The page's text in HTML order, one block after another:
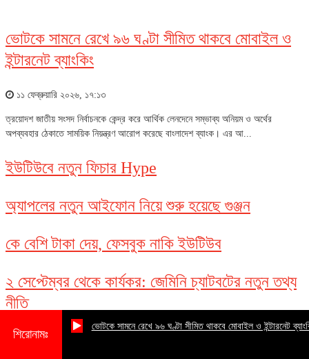
ভোটকে সামনে রেখে ৯৬ ঘণ্টা সীমিত থাকবে মোবাইল ও
ইন্টারনেট ব্যাংকিং
১১ ফেব্রুয়ারি ২০২৬, ১৭:১৩
ত্রয়োদশ জাতীয় সংসদ নির্বাচনকে কেন্দ্র করে আর্থিক লেনদেনে সম্ভাব্য অনিয়ম ও অর্থের
অপব্যবহার ঠেকাতে সাময়িক নিয়ন্ত্রণ আরোপ করেছে বাংলাদেশ ব্যাংক। এর আ...
ইউটিউবে নতুন ফিচার Hype
অ্যাপলের নতুন আইফোন নিয়ে শুরু হয়েছে গুঞ্জন
কে বেশি টাকা দেয়, ফেসবুক নাকি ইউটিউব
২ সেপ্টেম্বর থেকে কার্যকর: জেমিনি চ্যাটবটের নতুন তথ্য
নীতি
নিউজ লেটার
শিরোনামঃ
ভোটকে সামনে রেখে ৯৬ ঘণ্টা সীমিত থাকবে মোবাইল ও ইন্টারনেট ব্যাংকিং